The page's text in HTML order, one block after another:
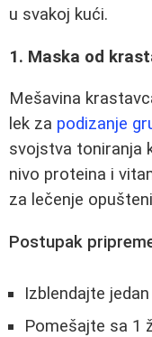
u svakoj kući.
1. Maska od
Mešavina
lek za podizanje
svojstva toniranja
nivo proteina i
za lečenje
Postupak
Izblendajte
Pomešajte sa 1